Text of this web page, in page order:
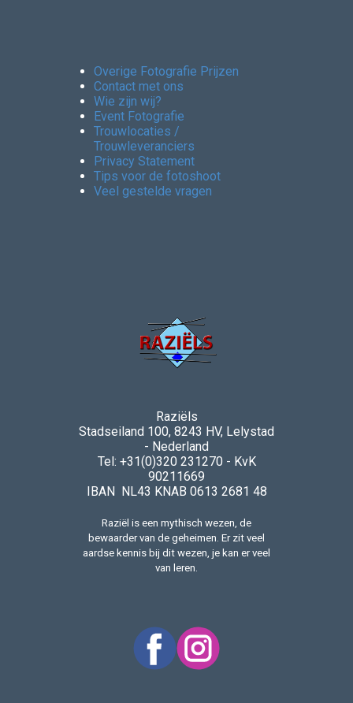
Overige Fotografie Prijzen
Contact met ons
Wie zijn wij?
Event Fotografie
Trouwlocaties /
Trouwleveranciers
Privacy Statement
Tips voor de fotoshoot
Veel gestelde vragen
Raziëls
Stadseiland 100, 8243 HV, Lelystad
- Nederland
Tel: +31(0)320 231270 - KvK
90211669
IBAN NL43 KNAB 0613 2681 48
Raziël is een mythisch wezen, de
bewaarder van de geheimen. Er zit veel
aardse kennis bij dit wezen, je kan er veel
van leren.